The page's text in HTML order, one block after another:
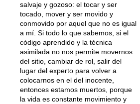
salvaje y gozoso: el tocar y ser
tocado, mover y ser movido y
conmovido por aquel que no es igual
a mí. Si todo lo que sabemos, si el
código aprendido y la técnica
asimilada no nos permite movernos
del sitio, cambiar de rol, salir del
lugar del experto para volver a
colocarnos en el del inocente,
entonces estamos muertos, porque
la vida es constante movimiento y